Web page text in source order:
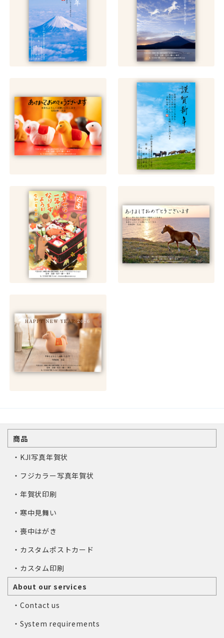
商品
・KJI写真年賀状
・フジカラー写真年賀状
・年賀状印刷
・寒中見舞い
・喪中はがき
・カスタムポストカード
・カスタム印刷
About our services
・Contact us
・System requirements